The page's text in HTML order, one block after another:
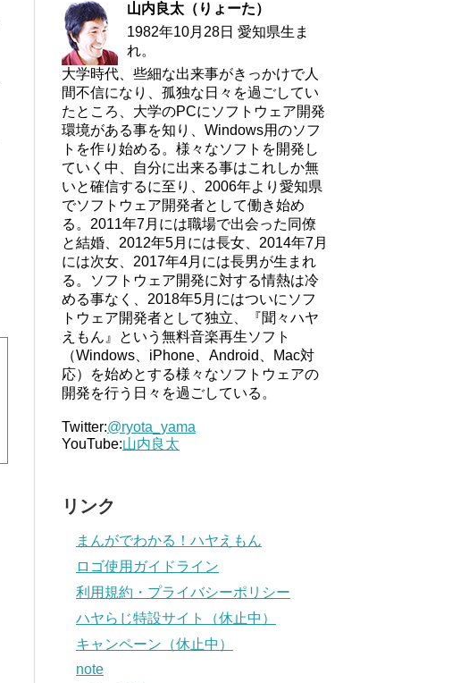
山内良太（りょーた）
1982年10月28日 愛知県生ま
れ。
大学時代、些細な出来事がきっかけで人
間不信になり、孤独な日々を過ごしてい
たところ、大学のPCにソフトウェア開発
環境がある事を知り、Windows用のソフ
トを作り始める。様々なソフトを開発し
ていく中、自分に出来る事はこれしか無
いと確信するに至り、2006年より愛知県
でソフトウェア開発者として働き始め
る。2011年7月には職場で出会った同僚
と結婚、2012年5月には長女、2014年7月
には次女、2017年4月には長男が生まれ
る。ソフトウェア開発に対する情熱は冷
める事なく、2018年5月にはついにソフ
トウェア開発者として独立、『聞々ハヤ
えもん』という無料音楽再生ソフト
（Windows、iPhone、Android、Mac対
応）を始めとする様々なソフトウェアの
開発を行う日々を過ごしている。
Twitter:@ryota_yama
YouTube:山内良太
リンク
まんがでわかる！ハヤえもん
ロゴ使用ガイドライン
利用規約・プライバシーポリシー
ハヤらじ特設サイト（休止中）
キャンペーン（休止中）
note